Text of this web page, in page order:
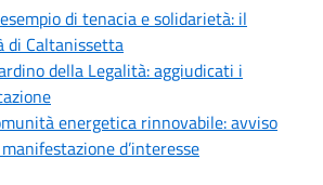
di tenacia e solidarietà: il
Caltanissetta
della Legalità: aggiudicati i
energetica rinnovabile: avviso
d’interesse